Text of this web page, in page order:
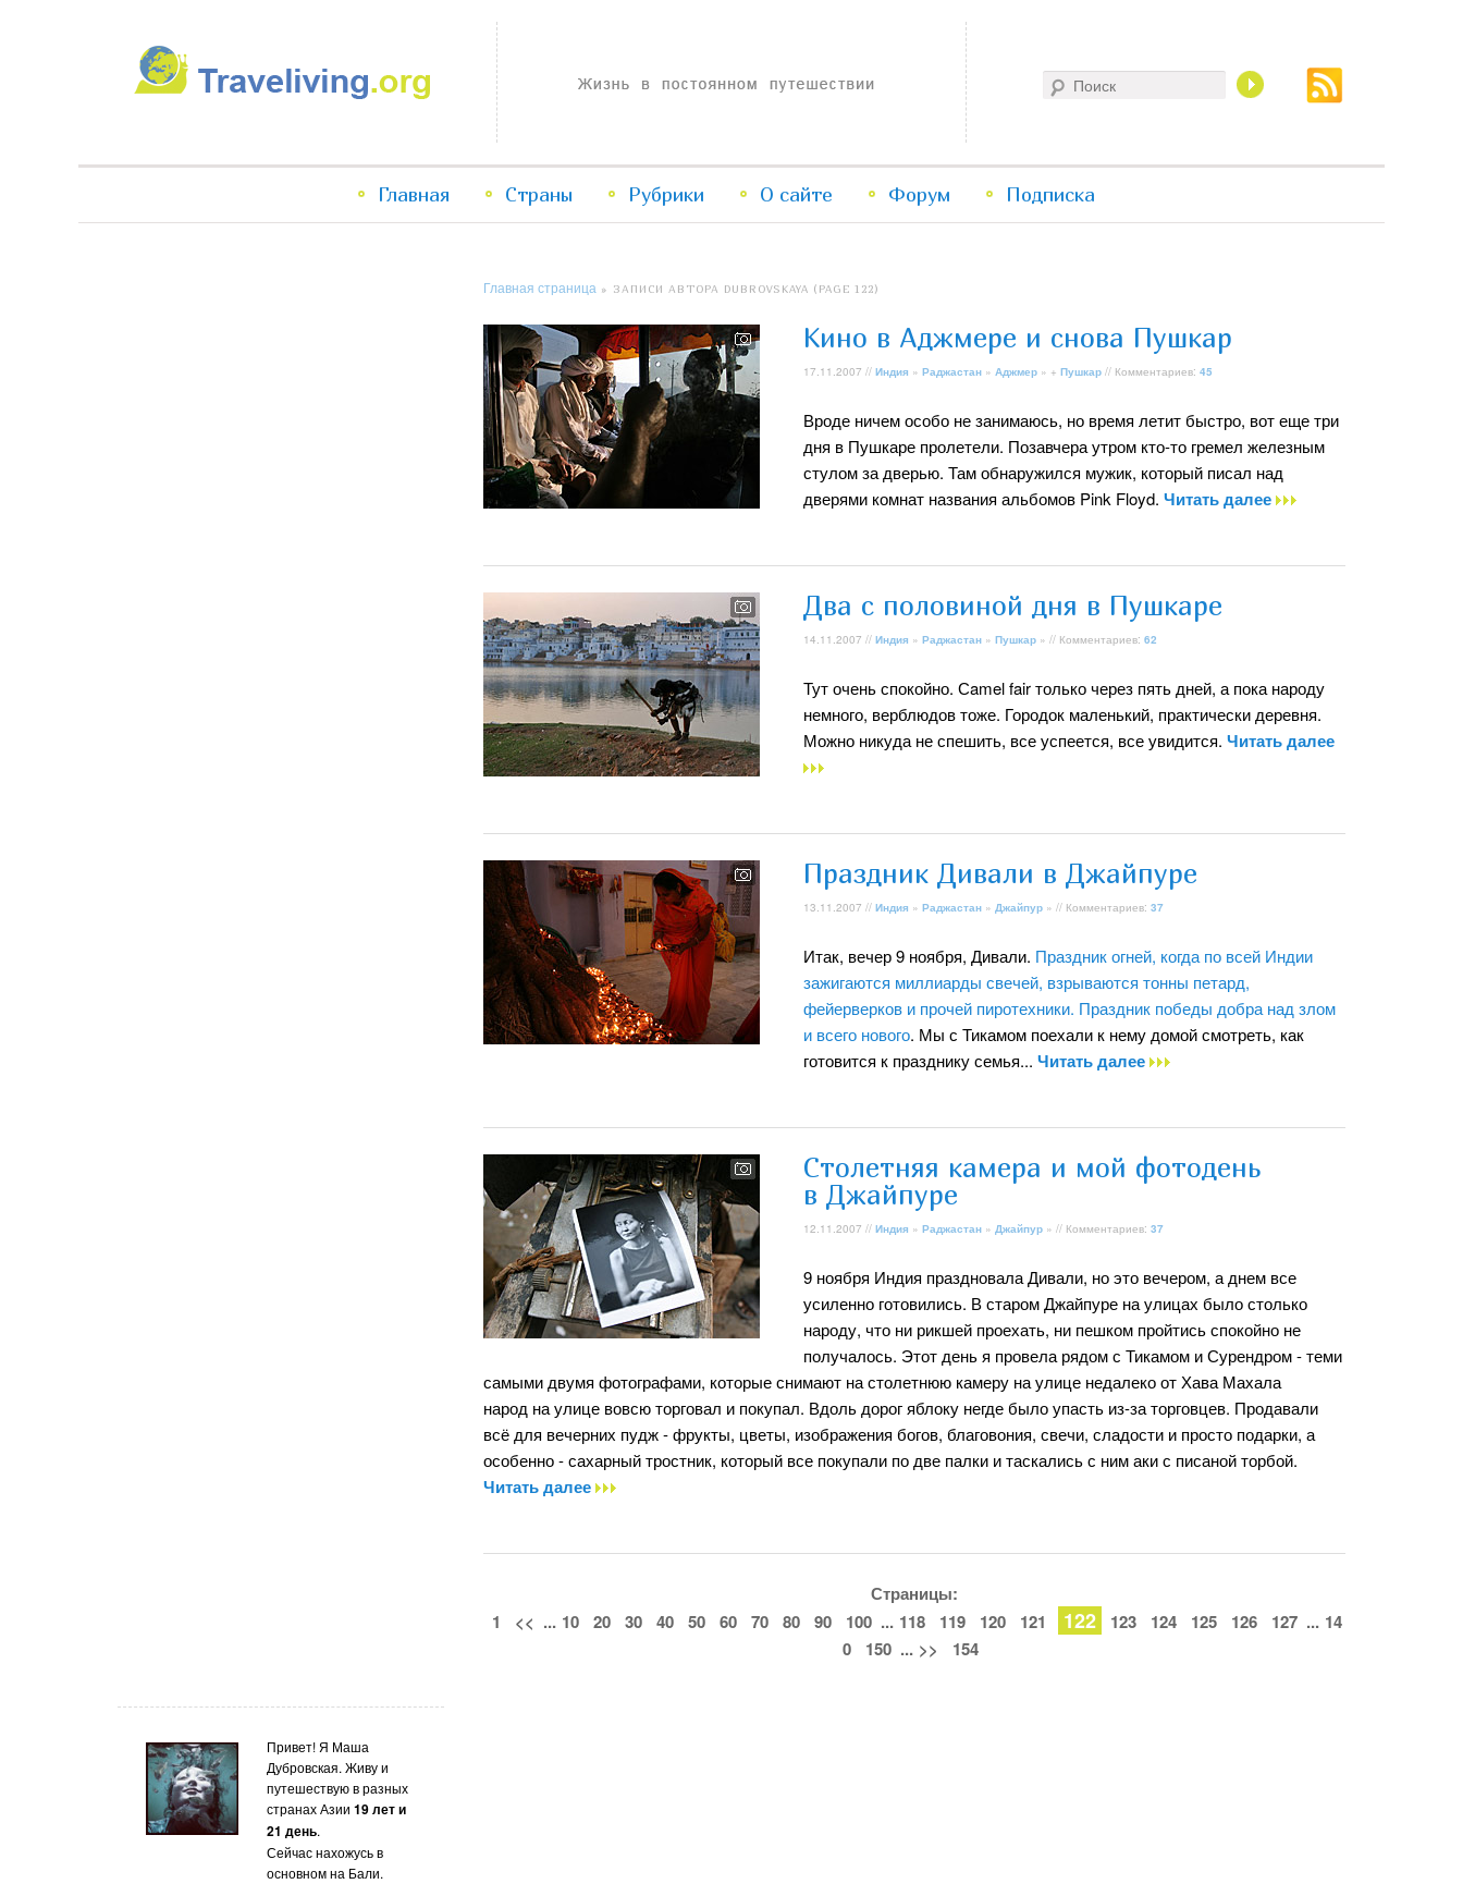
Traveliving
Жизнь в постоянном путешествии
Перейти
содержимому
Перейти
содержимому
Главная Страны Рубрики О сайте Форум Подписка
Главная страница » ЗАПИСИ АВТОРА DUBROVSKAYA (PAGE 122)
Кино в Аджмере и снова Пушкар
17.11.2007 // Индия » Раджастан » Аджмер » + Пушкар // Комментариев: 45
Вроде ничем особо не занимаюсь, но время летит быстро, вот еще три
дня в Пушкаре пролетели. Позавчера утром кто-то гремел железным
стулом за дверью. Там обнаружился мужик, который писал над
дверями комнат названия альбомов Pink Floyd. Читать далее
Два с половиной дня в Пушкаре
14.11.2007 // Индия » Раджастан » Пушкар » // Комментариев: 62
Тут очень спокойно. Сamel fair только через пять дней, а пока народу
немного, верблюдов тоже. Городок маленький, практически деревня.
Можно никуда не спешить, все успеется, все увидится. Читать далее
Праздник Дивали в Джайпуре
13.11.2007 // Индия » Раджастан » Джайпур » // Комментариев: 37
Итак, вечер 9 ноября, Дивали. Праздник огней, когда по всей Индии
зажигаются миллиарды свечей, взрываются тонны петард,
фейерверков и прочей пиротехники. Праздник победы добра над злом
и всего нового. Мы с Тикамом поехали к нему домой смотреть, как
готовится к празднику семья... Читать далее
Столетняя камера и мой фотодень
в Джайпуре
12.11.2007 // Индия » Раджастан » Джайпур » // Комментариев: 37
9 ноября Индия праздновала Дивали, но это вечером, а днем все
усиленно готовились. В старом Джайпуре на улицах было столько
народу, что ни рикшей проехать, ни пешком пройтись спокойно не
получалось. Этот день я провела рядом с Тикамом и Сурендром - теми
самыми двумя фотографами, которые снимают на столетнюю камеру на улице недалеко от Хава Махала
народ на улице вовсю торговал и покупал. Вдоль дорог яблоку негде было упасть из-за торговцев. Продавали
всё для вечерних пудж - фрукты, цветы, изображения богов, благовония, свечи, сладости и просто подарки, а
особенно - сахарный тростник, который все покупали по две палки и таскались с ним аки с писаной торбой.
Читать далее
Страницы:
1
<< ... 10 20 30 40 50 60 70 80 90 100 ... 118 119 120 121 122 123 124 125 126 127 ... 14
0
150 ... >> 154
Привет! Я Маша
Дубровская. Живу и
путешествую в разных
странах Азии 19 лет и
21 день.
Сейчас нахожусь в
основном на Бали.